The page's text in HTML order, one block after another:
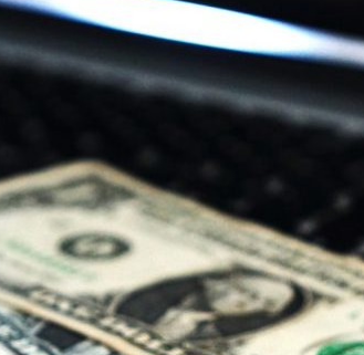
fáceis de encontrar e fazer. Você pode
dados. Além disso, você pode inserir dados
é que esses empregos não vão render muito
eles podem ficar muito velhos, muito
trabalhos de redação hoje em dia tem a ver
fazer esses trabalhos, você precisa ter um
um bom conhecimento desse idioma. Além
Por outro lado, copywriting é o menos
Na maior parte das vezes, você reformulará
assunto? Você gosta de compartilhar seus
trabalho é semelhante a ser um crítico. A
no Google. Prós: Contras: Os
tem habilidades de escrita, contrata um
habilidades de escrita. Prós: Contras: Este é